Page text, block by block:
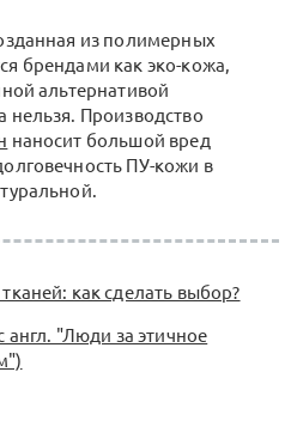
из полимерных
брендами как эко-кожа,
альтернативой
нельзя. Производство
наносит большой вред
ПУ-кожи в
как сделать выбор?
англ. "Люди за этичное